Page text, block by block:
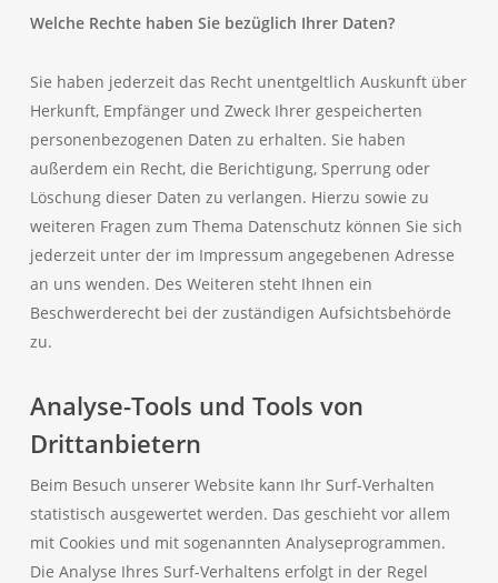
Welche Rechte haben Sie bezüglich Ihrer Daten?
Sie haben jederzeit das Recht unentgeltlich Auskunft über
Herkunft, Empfänger und Zweck Ihrer gespeicherten
personenbezogenen Daten zu erhalten. Sie haben
außerdem ein Recht, die Berichtigung, Sperrung oder
Löschung dieser Daten zu verlangen. Hierzu sowie zu
weiteren Fragen zum Thema Datenschutz können Sie sich
jederzeit unter der im Impressum angegebenen Adresse
an uns wenden. Des Weiteren steht Ihnen ein
Beschwerderecht bei der zuständigen Aufsichtsbehörde
zu.
Analyse-Tools und Tools von
Drittanbietern
Beim Besuch unserer Website kann Ihr Surf-Verhalten
statistisch ausgewertet werden. Das geschieht vor allem
mit Cookies und mit sogenannten Analyseprogrammen.
Die Analyse Ihres Surf-Verhaltens erfolgt in der Regel